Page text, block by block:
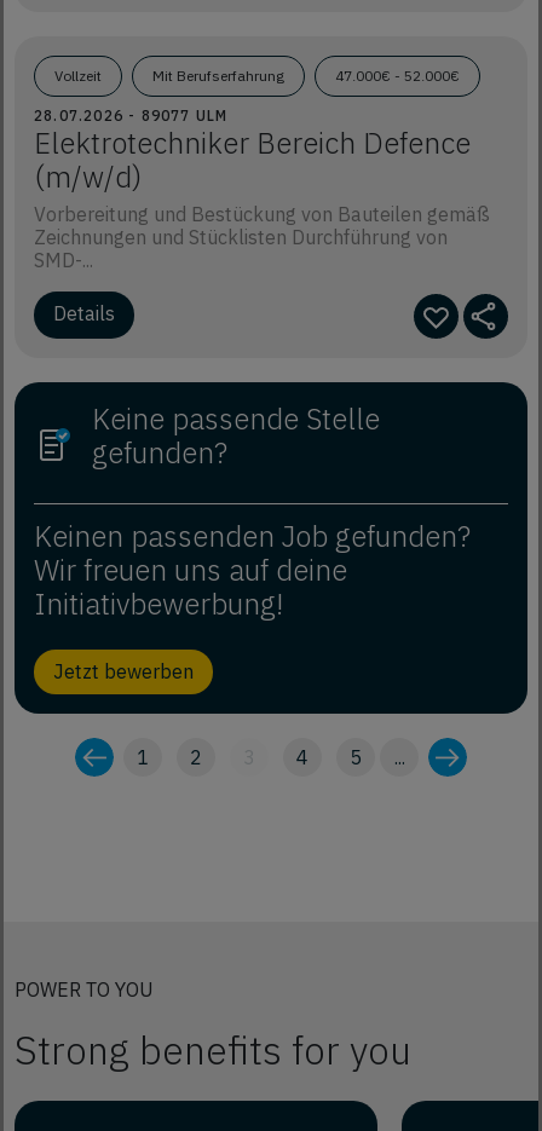
Vollzeit Mit Berufserfahrung 47.000€ - 52.000€
28.07.2026 - 89077 ULM
Elektrotechniker Bereich Defence
(m/w/d)
Vorbereitung und Bestückung von Bauteilen gemäß
Zeichnungen und Stücklisten Durchführung von
SMD-...
Details
Keine passende Stelle
gefunden?
Keinen passenden Job gefunden?
Wir freuen uns auf deine
Initiativbewerbung!
Jetzt bewerben
1 2 3 4 5 ...
POWER TO YOU
Strong benefits for you